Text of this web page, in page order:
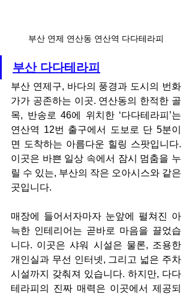
부산 연제 연산동 연산역 다다테라피
부산 다다테라피
부산 연제구, 바다의 풍경과 도시의 번화
가가 공존하는 이곳. 연산동의 한적한 골
목, 반송로 46에 위치한 ‘다다테라피’는
연산역 12번 출구에서 도보로 단 5분이
면 도착하는 아름다운 힐링 스팟입니다.
이곳은 바쁜 일상 속에서 잠시 멈춤을 누
릴 수 있는, 부산의 작은 오아시스와 같은
곳입니다.
매장에 들어서자마자 눈앞에 펼쳐진 아
늑한 인테리어는 곧바로 마음을 끌었습
니다. 이곳은 샤워 시설은 물론, 조용한
개인실과 무선 인터넷, 그리고 넓은 주차
시설까지 갖춰져 있습니다. 하지만, 다다
테라피의 진짜 매력은 이곳에서 제공되